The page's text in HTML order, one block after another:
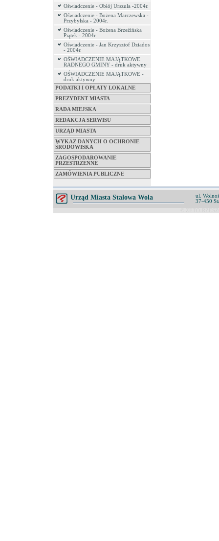
Oświadczenie - Obłój Urszula -2004r.
Oświadczenie - Bożena Marczewska -
Przybylska - 2004r.
Oświadczenie - Bożena Brzeźińska
Piątek - 2004r
Oświadczenie - Jan Krzysztof Dziados
- 2004r.
OŚWIADCZENIE MAJĄTKOWE
RADNEGO GMINY - druk aktywny
OŚWIADCZENIE MAJĄTKOWE -
druk aktywny
PODATKI I OPŁATY LOKALNE
PREZYDENT MIASTA
RADA MIEJSKA
REDAKCJA SERWISU
URZĄD MIASTA
WYKAZ DANYCH O OCHRONIE
ŚRODOWISKA
ZAGOSPODAROWANIE
PRZESTRZENNE
ZAMÓWIENIA PUBLICZNE
Urząd Miasta Stalowa Wola
ul.
37-450